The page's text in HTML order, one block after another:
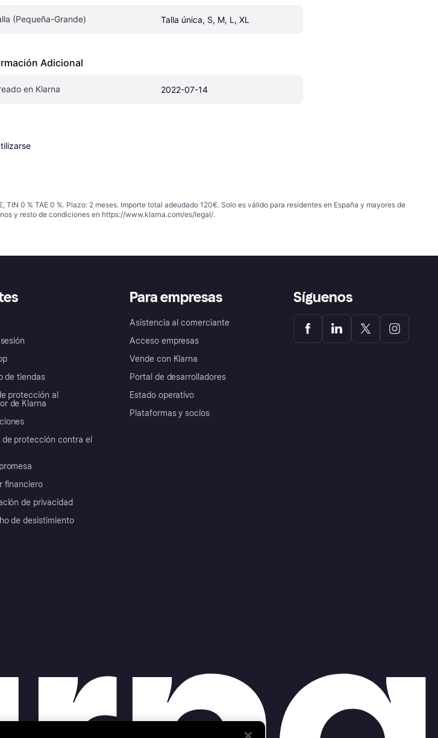
(Pequeña-Grande) Talla única, S, M, L, XL
Adicional
en Klarna 2022-07-14
0 % TAE 0 %. Plazo: 2 meses. Importe total adeudado 120€. Solo es válido para residentes en España y mayores de
y resto de condiciones en https://www.klarna.com/es/legal/.
de tiendas
protección al
de Klarna
de protección contra el
financiero
de privacidad
de desistimiento
Para empresas
Asistencia al comerciante
Acceso empresas
Vende con Klarna
Portal de desarrolladores
Estado operativo
Plataformas y socios
Síguenos